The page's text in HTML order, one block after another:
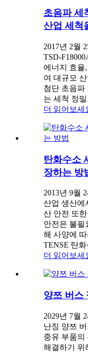
초음파 세
산업 세척
2017년 2월
TSD-
에너지 효율
여 대규모
첨단 초음파
는 세척 정
더 읽어보세
탄화수소
장하는 방
2013년 9월
산업 생산에
산 안전 또
안전은 불필
해 사양에
TENSE 탄
더 읽어보세
양쯔 버스
2029년 7월
난징 양쯔
중유 부품의
해결하기 위